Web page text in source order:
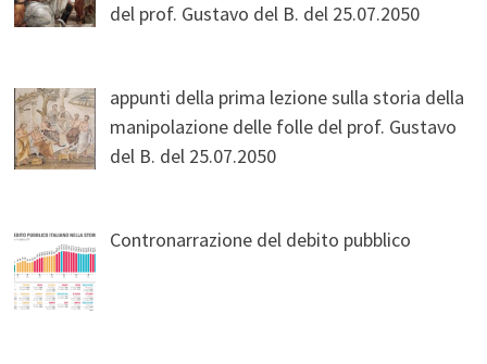
del prof. Gustavo del B. del 25.07.2050
appunti della prima lezione sulla storia della
manipolazione delle folle del prof. Gustavo
del B. del 25.07.2050
Contronarrazione del debito pubblico